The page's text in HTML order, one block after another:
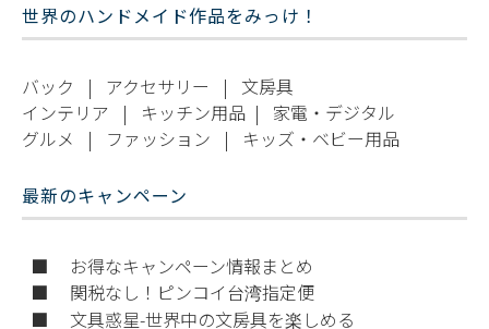
世界のハンドメイド作品をみっけ！
バック | アクセサリー | 文房具
インテリア | キッチン用品 | 家電・デジタル
グルメ | ファッション | キッズ・ベビー用品
最新のキャンペーン
■ お得なキャンペーン情報まとめ
■ 関税なし！ピンコイ台湾指定便
■ 文具惑星-世界中の文房具を楽しめる